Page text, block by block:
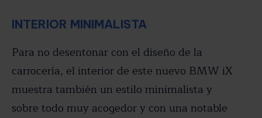
INTERIOR MINIMALISTA
Para no desentonar con el diseño de la
carrocería, el interior de este nuevo BMW iX
muestra también un estilo minimalista y
sobre todo muy acogedor y con una notable